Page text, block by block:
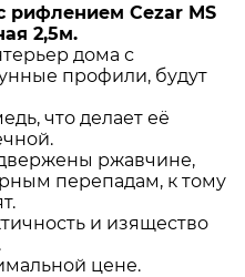
рифлением Cezar MS
2,5м.
дома с
профили, будут
что делает её
ржавчине,
перепадам, к тому
и изящество
цене.